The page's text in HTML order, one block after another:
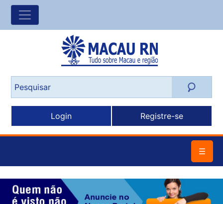
Login Registre-se
☰